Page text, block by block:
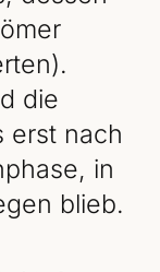
die
erst nach
in
blieb.